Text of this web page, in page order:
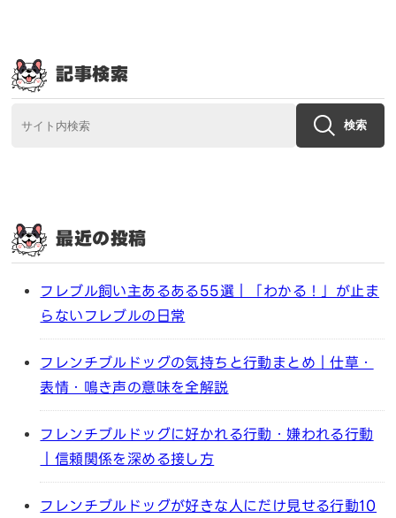
記事検索
検索
最近の投稿
フレブル飼い主あるある55選｜「わかる！」が止ま
らないフレブルの日常
フレンチブルドッグの気持ちと行動まとめ｜仕草・
表情・鳴き声の意味を全解説
フレンチブルドッグに好かれる行動・嫌われる行動
｜信頼関係を深める接し方
フレンチブルドッグが好きな人にだけ見せる行動10